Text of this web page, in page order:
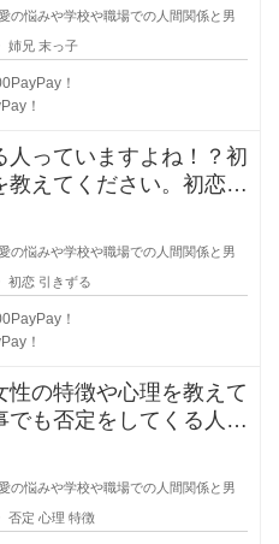
の悩みや学校や職場での人間関係と男
姉兄 末っ子
！
！
人っていますよね！？初
えてください。初恋か
次の恋愛
の悩みや学校や職場での人間関係と男
初恋 引きずる
！
！
の特徴や心理を教えて
でも否定をしてくる人っ
同士で恋
の悩みや学校や職場での人間関係と男
否定 心理 特徴